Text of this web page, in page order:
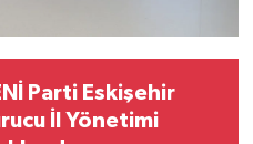
Parti Eskişehir
İl Yönetimi